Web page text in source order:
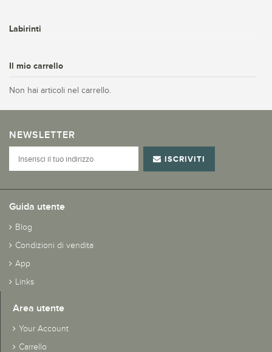
Labirinti
Il mio carrello
Non hai articoli nel carrello.
NEWSLETTER
ISCRIVITI
Guida utente
Blog
Condizioni di vendita
App
Links
Area utente
Your Account
Carrello